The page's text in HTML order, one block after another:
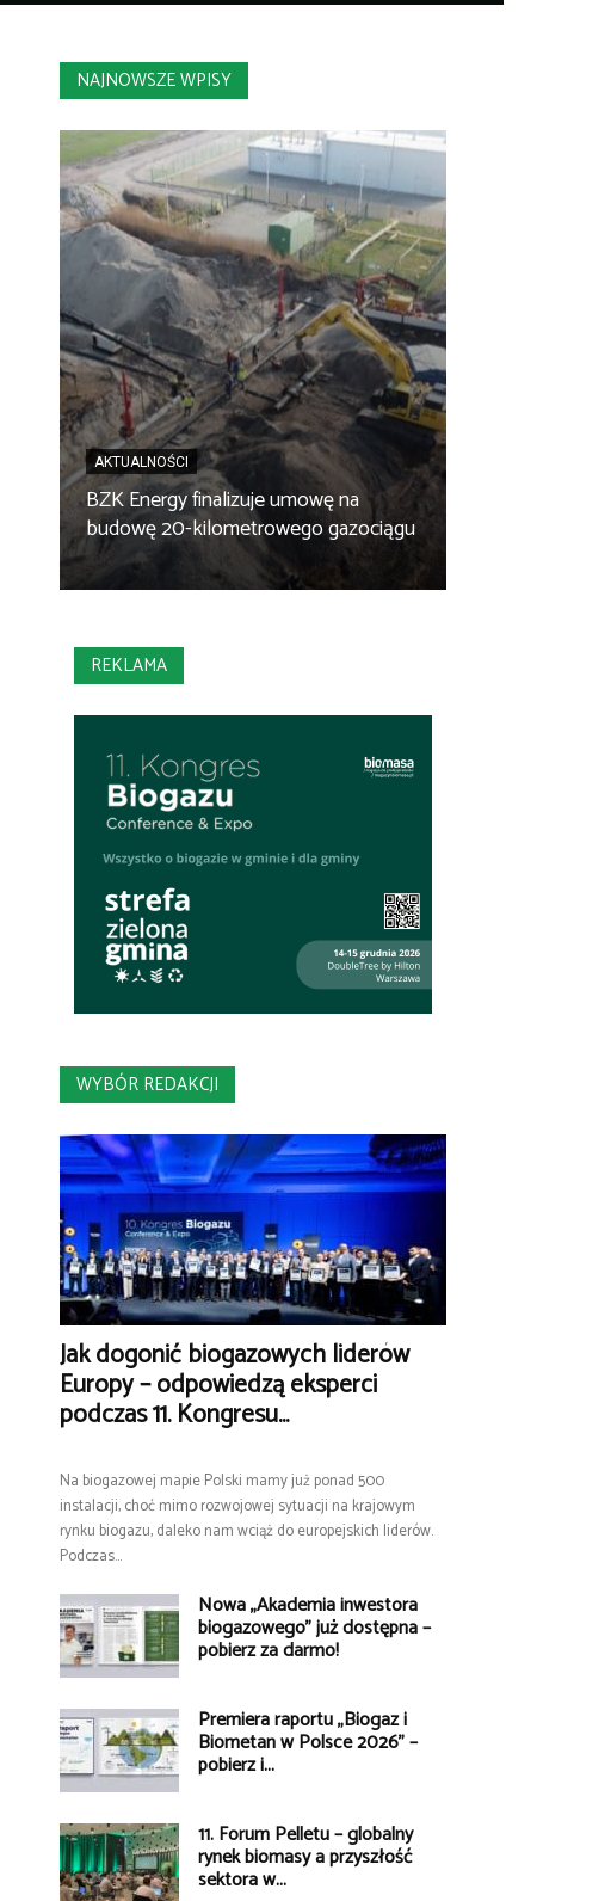
NAJNOWSZE WPISY
AKTUALNOŚCI
BZK Energy finalizuje umowę na
budowę 20-kilometrowego gazociągu
REKLAMA
WYBÓR REDAKCJI
Jak dogonić biogazowych liderów
Europy – odpowiedzą eksperci
podczas 11. Kongresu...
Na biogazowej mapie Polski mamy już ponad 500
instalacji, choć mimo rozwojowej sytuacji na krajowym
rynku biogazu, daleko nam wciąż do europejskich liderów.
Podczas...
Nowa „Akademia inwestora
biogazowego” już dostępna –
pobierz za darmo!
Premiera raportu „Biogaz i
Biometan w Polsce 2026” –
pobierz i...
11. Forum Pelletu – globalny
rynek biomasy a przyszłość
sektora w...